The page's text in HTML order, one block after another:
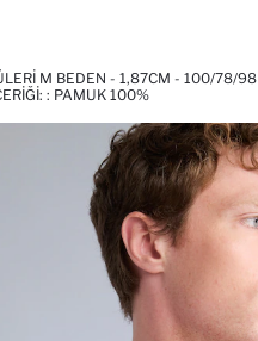
M BEDEN - 1,87CM - 100/78/98
: PAMUK 100%